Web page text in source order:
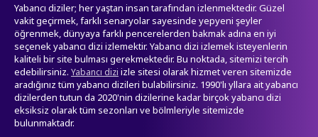
Yabancı diziler; her yaştan insan tarafından izlenmektedir. Güzel
vakit geçirmek, farklı senaryolar sayesinde yepyeni şeyler
öğrenmek, dünyaya farklı pencerelerden bakmak adına en iyi
seçenek yabancı dizi izlemektir. Yabancı dizi izlemek isteyenlerin
kaliteli bir site bulması gerekmektedir. Bu noktada, sitemizi tercih
edebilirsiniz. Yabancı dizi izle sitesi olarak hizmet veren sitemizde
aradığınız tüm yabancı dizileri bulabilirsiniz. 1990'lı yllara ait yabancı
dizilerden tutun da 2020'nin dizilerine kadar birçok yabancı dizi
eksiksiz olarak tüm sezonları ve bölmleriyle sitemizde
bulunmaktadr.